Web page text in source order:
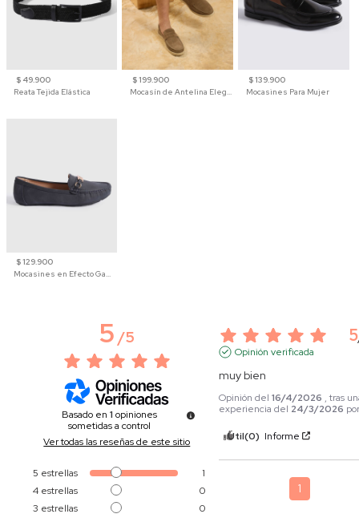
$ 49.900
Reata Tejida Elástica
$ 199.900
Mocasín de Antelina Elegante con Suela de Contraste Para Hombre
$ 139.900
Mocasines Para Mujer
$ 129.900
Mocasines en Efecto Gamuzado Para Mujer
5/5
Basado en1 opiniones
sometidas a control
Ver todas las reseñas de este sitio
5 estrellas
1
4 estrellas
0
3 estrellas
0
5
Opinión verificada
muy bien
Opinión del16/4/2026 , tras
experiencia del 24/3/2026
Útil(0) Informe
1